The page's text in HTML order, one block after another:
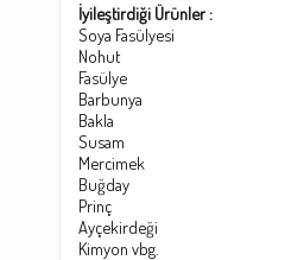
İyileştirdiği Ürünler :
Soya Fasülyesi
Nohut
Fasülye
Barbunya
Bakla
Susam
Mercimek
Buğday
Prinç
Ayçekirdeği
Kimyon vbg.